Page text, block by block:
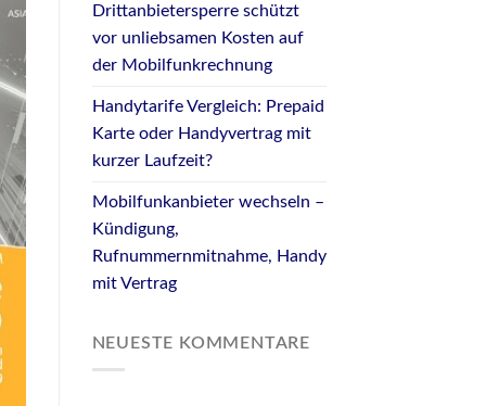
Drittanbietersperre schützt
vor unliebsamen Kosten auf
der Mobilfunkrechnung
Handytarife Vergleich: Prepaid
Karte oder Handyvertrag mit
kurzer Laufzeit?
Mobilfunkanbieter wechseln –
Kündigung,
Rufnummernmitnahme, Handy
mit Vertrag
NEUESTE KOMMENTARE